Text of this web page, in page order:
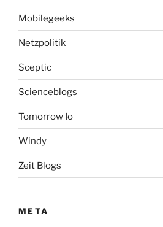
Mobilegeeks
Netzpolitik
Sceptic
Scienceblogs
Tomorrow Io
Windy
Zeit Blogs
META